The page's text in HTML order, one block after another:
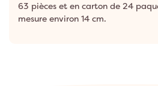
63 pièces et en carton de 24
mesure environ 14 cm.